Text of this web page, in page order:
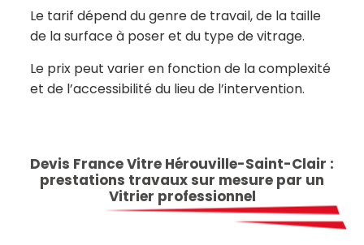
Le tarif dépend du genre de travail, de la taille
de la surface à poser et du type de vitrage.
Le prix peut varier en fonction de la complexité
et de l’accessibilité du lieu de l’intervention.
Devis France Vitre Hérouville-Saint-Clair :
prestations travaux sur mesure par un
Vitrier professionnel